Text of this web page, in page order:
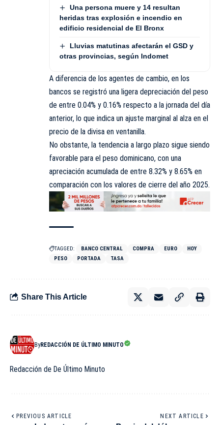
Una persona muere y 14 resultan
heridas tras explosión e incendio en
edificio residencial de El Bronx
Lluvias matutinas afectarán el GSD y
otras provincias, según Indomet
A diferencia de los agentes de cambio, en los
bancos se registró una ligera depreciación del peso
de entre 0.04% y 0.16% respecto a la jornada del día
anterior, lo que indica un ajuste marginal al alza en el
precio de la divisa en ventanilla.
No obstante, la tendencia a largo plazo sigue siendo
favorable para el peso dominicano, con una
apreciación acumulada de entre 8.32% y 8.65% en
comparación con los valores de cierre del año 2025.
TAGGED: BANCO CENTRAL COMPRA EURO
HOY
PESO
PORTADA TASA
Share This Article
ByREDACCIÓN DE ÚLTIMO MINUTO
Redacción de De Último Minuto
PREVIOUS ARTICLE NEXT ARTICLE